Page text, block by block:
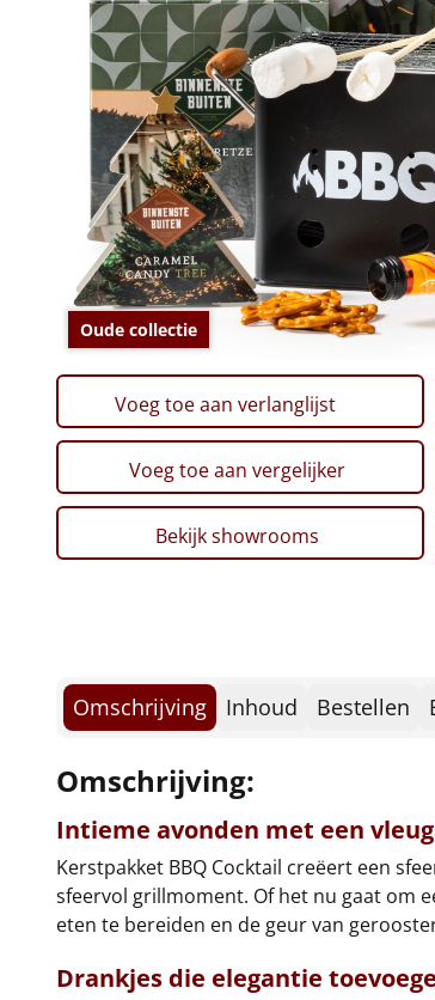
Oude collectie
Voeg toe aan verlanglijst
Voeg toe aan vergelijker
Bekijk showrooms
Omschrijving Inhoud Bestellen
Omschrijving:
Intieme avonden met een
Kerstpakket BBQ Cocktail creëert een
sfeervol grillmoment. Of het nu gaat om
eten te bereiden en de geur van
Drankjes die elegantie